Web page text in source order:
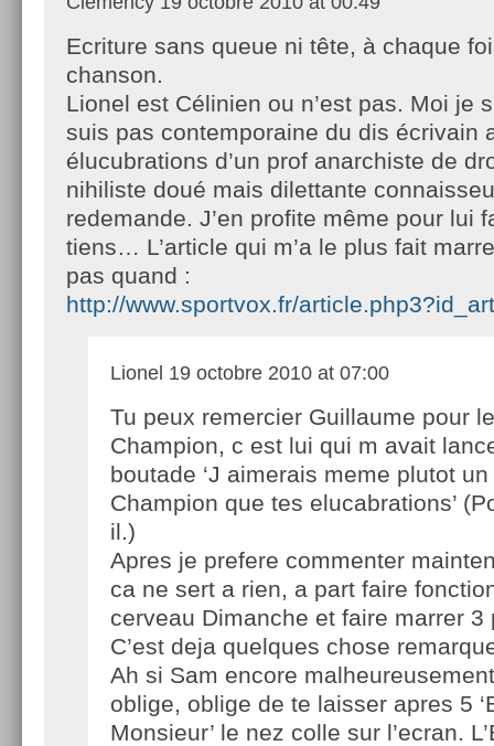
Ecriture sans queue ni tête, à chaque
chanson.
Lionel est Célinien ou n’est pas. Moi je
suis pas contemporaine du dis écrivain
élucubrations d’un prof anarchiste de
nihiliste doué mais dilettante
redemande. J’en profite même pour lui
tiens… L’article qui m’a le plus fait
pas quand :
http://www.sportvox.fr/
Lionel 19 octobre 2010 at 07:00
Tu peux remercier Guillaume pour le
Champion, c est lui qui m avait
boutade ‘J aimerais meme plutot
Champion que tes elucabrations’
il.)
Apres je prefere commenter
ca ne sert a rien, a part faire
cerveau Dimanche et faire marrer 3
C’est deja quelques chose
Ah si Sam encore
oblige, oblige de te laisser apres 5
Monsieur’ le nez colle sur l’ecran.